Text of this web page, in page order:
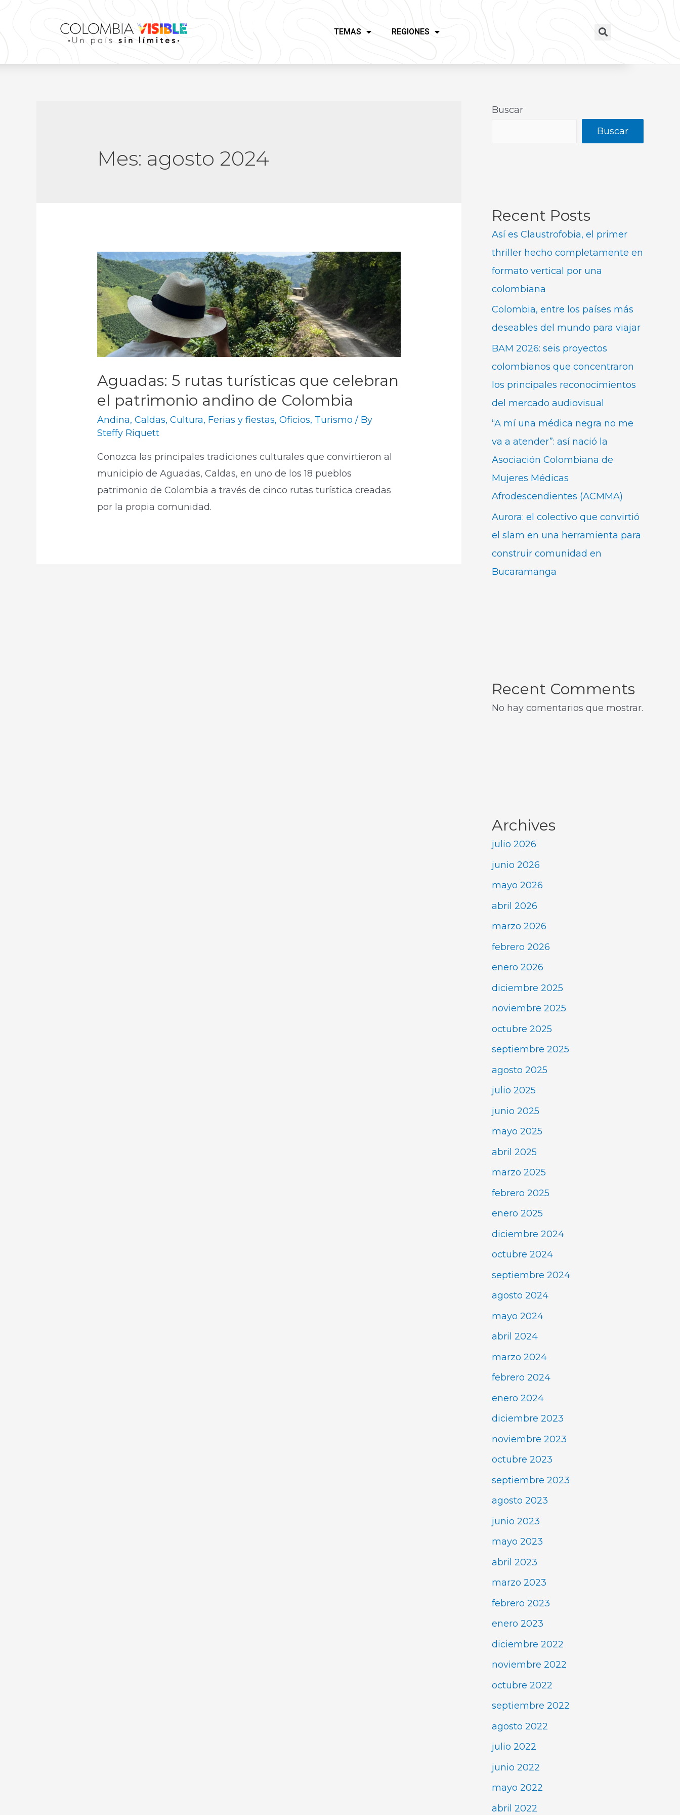
TEMAS REGIONES
Mes: agosto 2024
Aguadas: 5 rutas turísticas que celebran
el patrimonio andino de Colombia
Andina,Caldas,Cultura, Ferias y fiestas,Oficios, Turismo / By
Steffy Riquett
Conozca las principales tradiciones culturales que convirtieron al
municipio de Aguadas, Caldas, en uno de los 18 pueblos
patrimonio de Colombia a través de cinco rutas turística creadas
por la propia comunidad.​
Buscar
Buscar
Recent Posts
Así es Claustrofobia, el primer
thriller hecho completamente en
formato vertical por una
colombiana
Colombia, entre los países más
deseables del mundo para viajar
BAM 2026: seis proyectos
colombianos que concentraron
los principales reconocimientos
del mercado audiovisual
“A mí una médica negra no me
va a atender”: así nació la
Asociación Colombiana de
Mujeres Médicas
Afrodescendientes (ACMMA)
Aurora: el colectivo que convirtió
el slam en una herramienta para
construir comunidad en
Bucaramanga
Recent Comments
No hay comentarios que mostrar.
Archives
julio 2026
junio 2026
mayo 2026
abril 2026
marzo 2026
febrero 2026
enero 2026
diciembre 2025
noviembre 2025
octubre 2025
septiembre 2025
agosto 2025
julio 2025
junio 2025
mayo 2025
abril 2025
marzo 2025
febrero 2025
enero 2025
diciembre 2024
octubre 2024
septiembre 2024
agosto 2024
mayo 2024
abril 2024
marzo 2024
febrero 2024
enero 2024
diciembre 2023
noviembre 2023
octubre 2023
septiembre 2023
agosto 2023
junio 2023
mayo 2023
abril 2023
marzo 2023
febrero 2023
enero 2023
diciembre 2022
noviembre 2022
octubre 2022
septiembre 2022
agosto 2022
julio 2022
junio 2022
mayo 2022
abril 2022